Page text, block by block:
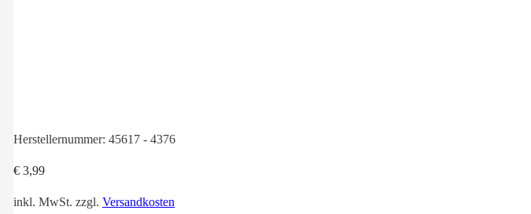
Herstellernummer: 45617 - 4376
€ 3,99
inkl. MwSt. zzgl. Versandkosten